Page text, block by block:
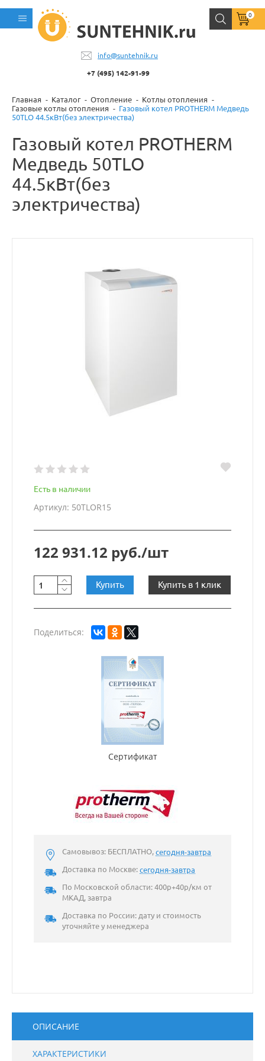
info@suntehnik.ru
+7 (495) 142-91-99
0
Главная Каталог Отопление
Котлы отопления
Газовые котлы отопления
Газовый котел PROTHERM Медведь
50TLO 44.5кВт(без электричества)
Газовый котел PROTHERM
Медведь 50TLO
44.5кВт(без
электричества)
Есть в наличии
Артикул: 50TLOR15
122 931.12 руб./шт
Купить Купить в 1 клик
Поделиться:
Сертификат
Самовывоз: БЕСПЛАТНО,сегодня-завтра
Доставка по Москве:сегодня-завтра
По Московской области: 400р+40р/км от
МКАД, завтра
Доставка по России: дату и стоимость
уточняйте у менеджера
ОПИСАНИЕ
ХАРАКТЕРИСТИКИ